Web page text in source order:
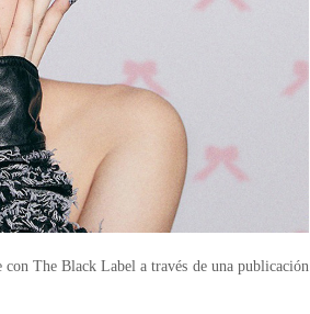
The Black Label a través de una publicación